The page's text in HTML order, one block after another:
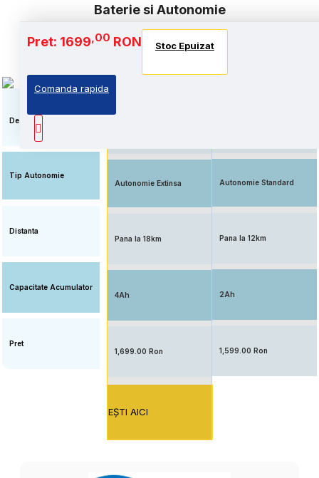
Pret: 1699,00 RON Stoc Epuizat
Comanda rapida
Baterie si Autonomie
Descriere
Tip Autonomie
Distanta
Capacitate Acumulator
Pret
Stoc Epuizat
de capacitate marita
Autonomie Extinsa
Pana la 18km
4Ah
1,699.00 Ron
EŞTI AICI
Autonomie Standard
Pana la 12km
2Ah
1,599.00 Ron